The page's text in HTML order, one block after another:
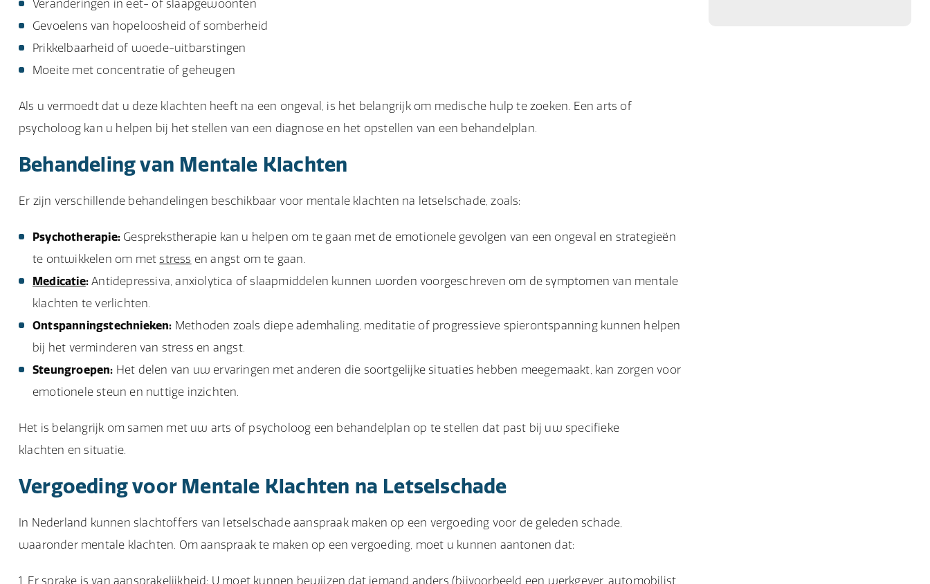
Veranderingen in eet- of slaapgewoonten
Gevoelens van hopeloosheid of somberheid
Prikkelbaarheid of woede-uitbarstingen
Moeite met concentratie of geheugen
Als u vermoedt dat u deze klachten heeft na een ongeval, is het belangrijk om medische hulp te zoeken. Een arts of
psycholoog kan u helpen bij het stellen van een diagnose en het opstellen van een behandelplan.
Behandeling van Mentale Klachten
Er zijn verschillende behandelingen beschikbaar voor mentale klachten na letselschade, zoals:
Psychotherapie: Gesprekstherapie kan u helpen om te gaan met de emotionele gevolgen van een ongeval en strategieën
te ontwikkelen om met stress en angst om te gaan.
Medicatie: Antidepressiva, anxiolytica of slaapmiddelen kunnen worden voorgeschreven om de symptomen van mentale
klachten te verlichten.
Ontspanningstechnieken: Methoden zoals diepe ademhaling, meditatie of progressieve spierontspanning kunnen helpen
bij het verminderen van stress en angst.
Steungroepen: Het delen van uw ervaringen met anderen die soortgelijke situaties hebben meegemaakt, kan zorgen voor
emotionele steun en nuttige inzichten.
Het is belangrijk om samen met uw arts of psycholoog een behandelplan op te stellen dat past bij uw specifieke
klachten en situatie.
Vergoeding voor Mentale Klachten na Letselschade
In Nederland kunnen slachtoffers van letselschade aanspraak maken op een vergoeding voor de geleden schade,
waaronder mentale klachten. Om aanspraak te maken op een vergoeding, moet u kunnen aantonen dat:
Er sprake is van aansprakelijkheid: U moet kunnen bewijzen dat iemand anders (bijvoorbeeld een werkgever, automobilist